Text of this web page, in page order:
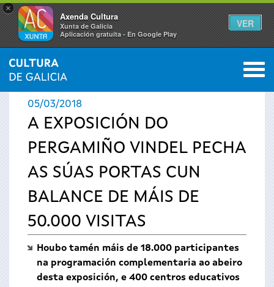
×
Axenda Cultura
Xunta de Galicia
Aplicación gratuíta - En Google Play
VER
Vostede
está
aquí
INICIO › ACTUALIDADE 0
05/03/2018
A EXPOSICIÓN DO
PERGAMIÑO VINDEL PECHA
AS SÚAS PORTAS CUN
BALANCE DE MÁIS DE
50.000 VISITAS
Houbo tamén máis de 18.000 participantes
na programación complementaria ao abeiro
desta exposición, e 400 centros educativos